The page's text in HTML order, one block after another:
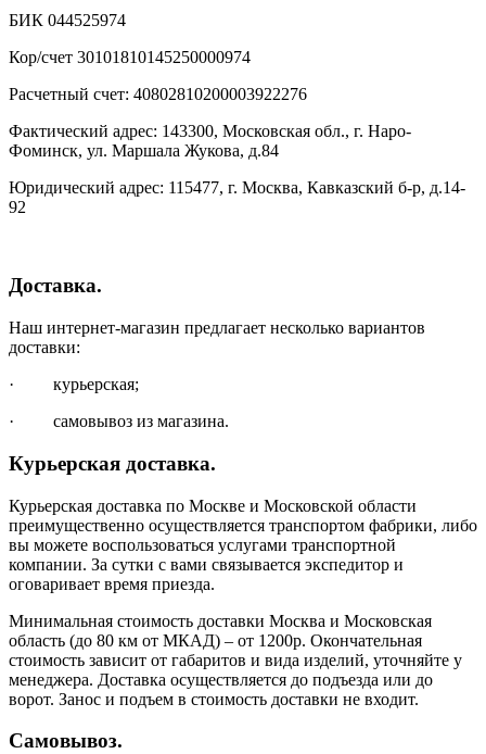
БИК 044525974
Кор/счет 30101810145250000974
Расчетный счет: 40802810200003922276
Фактический адрес: 143300, Московская обл., г. Наро-
Фоминск, ул. Маршала Жукова, д.84
Юридический адрес: 115477, г. Москва, Кавказский б-р, д.14-
92
Доставка.
Наш интернет-магазин предлагает несколько вариантов
доставки:
· курьерская;
· самовывоз из магазина.
Курьерская доставка.
Курьерская доставка по Москве и Московской области
преимущественно осуществляется транспортом фабрики, либо
вы можете воспользоваться услугами транспортной
компании. За сутки с вами связывается экспедитор и
оговаривает время приезда.
Минимальная стоимость доставки Москва и Московская
область (до 80 км от МКАД) – от 1200р. Окончательная
стоимость зависит от габаритов и вида изделий, уточняйте у
менеджера. Доставка осуществляется до подъезда или до
ворот. Занос и подъем в стоимость доставки не входит.
Самовывоз.